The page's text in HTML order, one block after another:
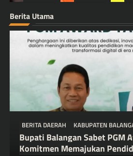
Berita Utama
BERITA DAERAH KABUPATEN
Bupati Balangan Sabet PGM
Komitmen Memajukan